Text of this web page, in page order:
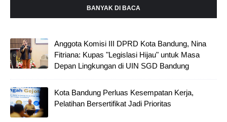
BANYAK DI BACA
Anggota Komisi III DPRD Kota Bandung, Nina
Fitriana: Kupas "Legislasi Hijau" untuk Masa
Depan Lingkungan di UIN SGD Bandung
Kota Bandung Perluas Kesempatan Kerja,
Pelatihan Bersertifikat Jadi Prioritas